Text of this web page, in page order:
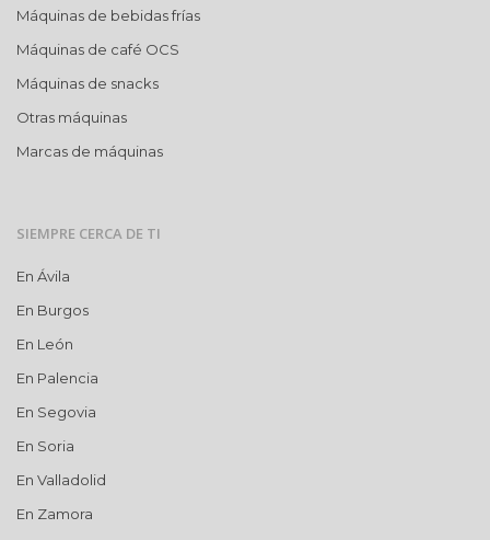
Máquinas de bebidas frías
Máquinas de café OCS
Máquinas de snacks
Otras máquinas
Marcas de máquinas
SIEMPRE CERCA DE TI
En Ávila
En Burgos
En León
En Palencia
En Segovia
En Soria
En Valladolid
En Zamora